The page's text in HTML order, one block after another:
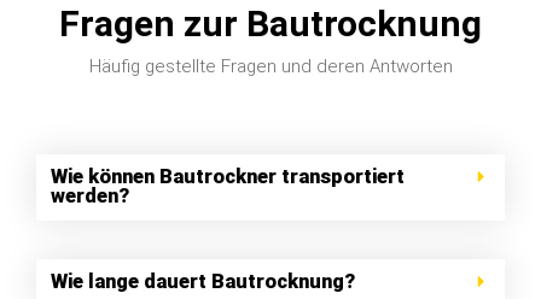
Fragen zur Bautrocknung
Häufig gestellte Fragen und deren Antworten
Wie können Bautrockner transportiert
werden?
Wie lange dauert Bautrocknung?